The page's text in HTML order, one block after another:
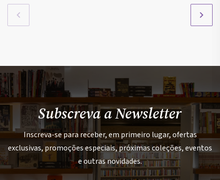
Subscreva a Newsletter
Inscreva-se para receber, em primeiro lugar, ofertas
exclusivas, promoções especiais, próximas coleções, eventos
e outras novidades.